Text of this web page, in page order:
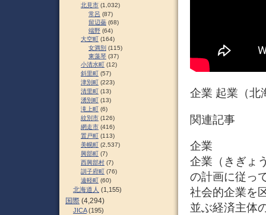
企業 起業（北
関連記事
企業
企業（きぎょ
の計画に従っ
社会的企業を
並ぶ経済主体
北見市 (1,032)
常呂 (87)
留辺蘂 (68)
端野 (64)
大空町 (164)
女満別 (115)
東藻琴 (37)
小清水町 (12)
斜里町 (57)
津別町 (223)
清里町 (13)
湧別町 (13)
滝上町 (6)
紋別市 (126)
網走市 (416)
置戸町 (113)
美幌町 (2,537)
興部町 (7)
西興部村 (7)
訓子府町 (76)
遠軽町 (60)
北海道人 (1,155)
国際 (4,294)
JICA(195)